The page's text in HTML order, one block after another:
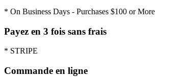
* On Business Days - Purchases $100 or More
Payez en 3 fois sans frais
* STRIPE
Commande en ligne